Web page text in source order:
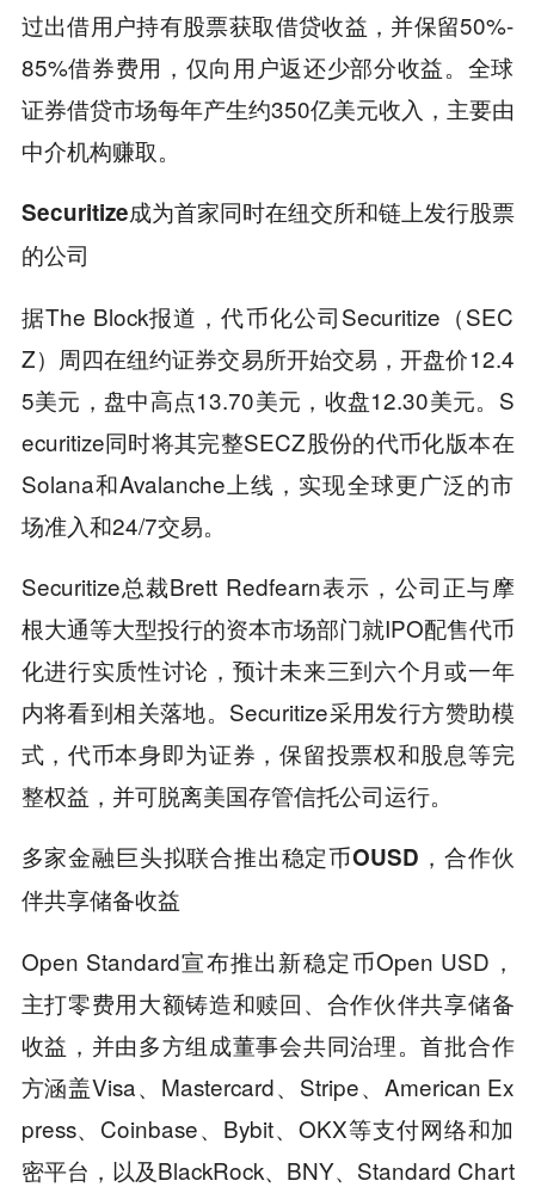
过出借用户持有股票获取借贷收益，并保留50%-
85%借券费用，仅向用户返还少部分收益。全球
证券借贷市场每年产生约350亿美元收入，主要由
中介机构赚取。
Securitize成为首家同时在纽交所和链上发行股票
的公司
据The Block报道，代币化公司Securitize（SEC
Z）周四在纽约证券交易所开始交易，开盘价12.4
5美元，盘中高点13.70美元，收盘12.30美元。S
ecuritize同时将其完整SECZ股份的代币化版本在
Solana和Avalanche上线，实现全球更广泛的市
场准入和24/7交易。
Securitize总裁Brett Redfearn表示，公司正与摩
根大通等大型投行的资本市场部门就IPO配售代币
化进行实质性讨论，预计未来三到六个月或一年
内将看到相关落地。Securitize采用发行方赞助模
式，代币本身即为证券，保留投票权和股息等完
整权益，并可脱离美国存管信托公司运行。
多家金融巨头拟联合推出稳定币OUSD，合作伙
伴共享储备收益
Open Standard宣布推出新稳定币Open USD，
主打零费用大额铸造和赎回、合作伙伴共享储备
收益，并由多方组成董事会共同治理。首批合作
方涵盖Visa、Mastercard、Stripe、American Ex
press、Coinbase、Bybit、OKX等支付网络和加
密平台，以及BlackRock、BNY、Standard Chart